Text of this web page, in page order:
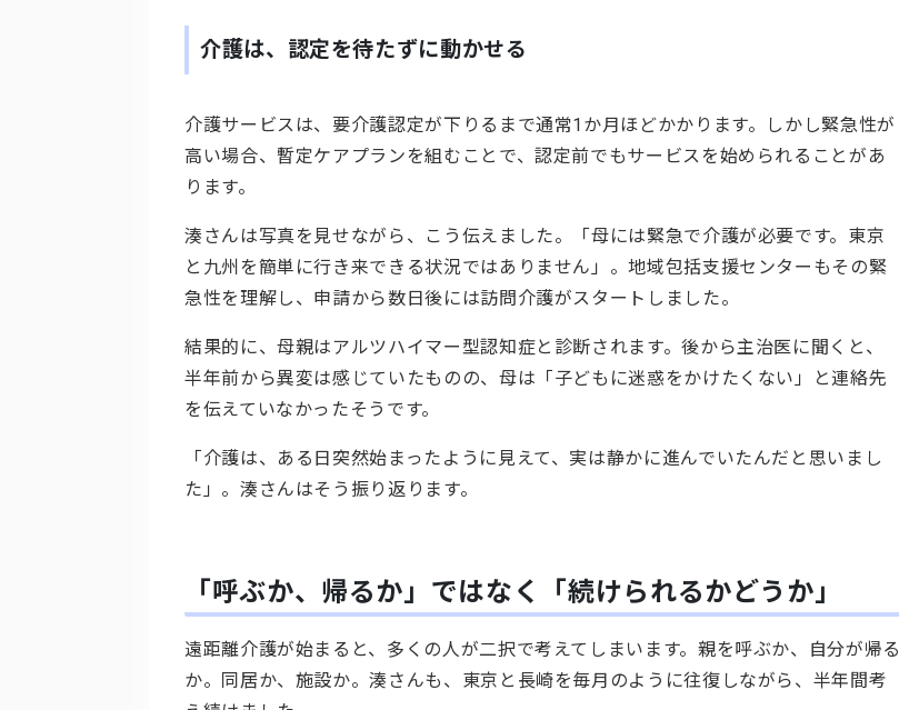
介護は、認定を待たずに動かせる
介護サービスは、要介護認定が下りるまで通常1か月ほどかかります。しかし緊急性が
高い場合、暫定ケアプランを組むことで、認定前でもサービスを始められることがあ
ります。
湊さんは写真を見せながら、こう伝えました。「母には緊急で介護が必要です。東京
と九州を簡単に行き来できる状況ではありません」。地域包括支援センターもその緊
急性を理解し、申請から数日後には訪問介護がスタートしました。
結果的に、母親はアルツハイマー型認知症と診断されます。後から主治医に聞くと、
半年前から異変は感じていたものの、母は「子どもに迷惑をかけたくない」と連絡先
を伝えていなかったそうです。
「介護は、ある日突然始まったように見えて、実は静かに進んでいたんだと思いまし
た」。湊さんはそう振り返ります。
「呼ぶか、帰るか」ではなく「続けられるかどうか」
遠距離介護が始まると、多くの人が二択で考えてしまいます。親を呼ぶか、自分が帰る
か。同居か、施設か。湊さんも、東京と長崎を毎月のように往復しながら、半年間考